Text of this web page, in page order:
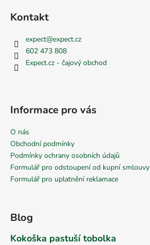
Kontakt
expect@expect.cz
602 473 808
Expect.cz - čajový obchod
Informace pro vás
O nás
Obchodní podmínky
Podmínky ochrany osobních údajů
Formulář pro odstoupení od kupní smlouvy
Formulář pro uplatnění reklamace
Blog
Kokoška pastuší tobolka